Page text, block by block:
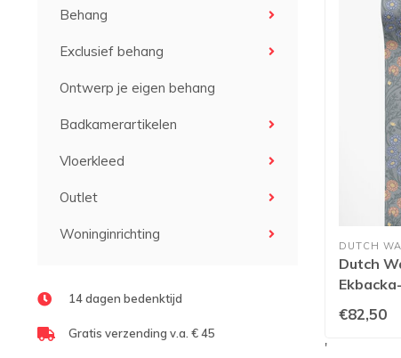
Behang
Exclusief behang
Ontwerp je eigen behang
Badkamerartikelen
Vloerkleed
Outlet
Woninginrichting
14 dagen bedenktijd
Gratis verzending v.a. € 45
DUTCH
Dutch
€82,50
'